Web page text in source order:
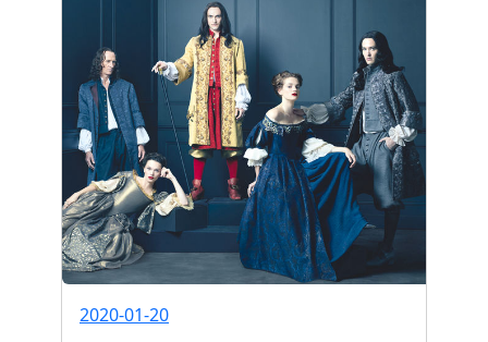
2020-01-20